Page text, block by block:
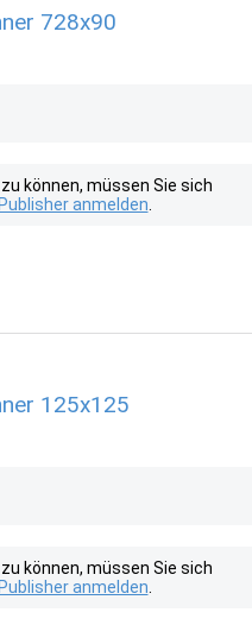
728x90
können, müssen Sie sich
anmelden
125x125
können, müssen Sie sich
anmelden